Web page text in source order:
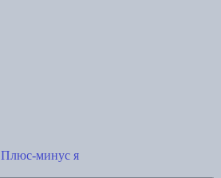
Плюс-минус я